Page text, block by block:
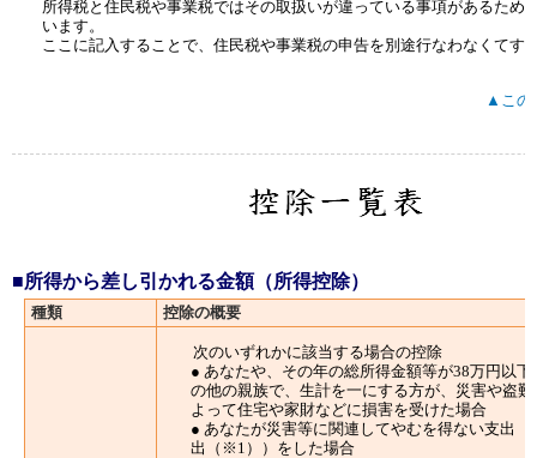
所得税と住民税や事業税ではその取扱いが違っている事項があるため
います。
ここに記入することで、住民税や事業税の申告を別途行なわなくてす
▲この
■所得から差し引かれる金額（所得控除）
種類 控除の概要
次のいずれかに該当する場合の控除
● あなたや、その年の総所得金額等が38万円以下
の他の親族で、生計を一にする方が、災害や盗
よって住宅や家財などに損害を受けた場合
● あなたが災害等に関連してやむを得ない支出（
出（※1））をした場合